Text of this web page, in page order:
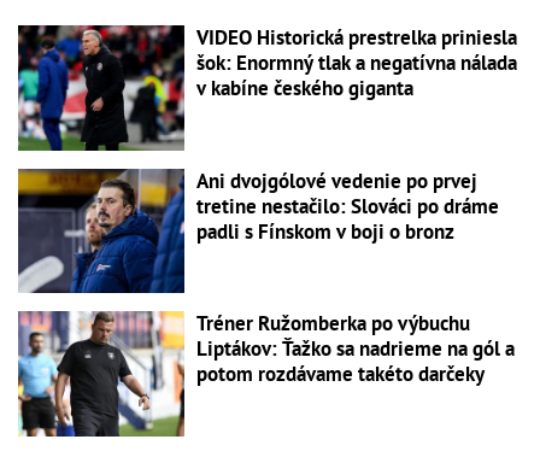
VIDEO Historická prestrelka priniesla
šok: Enormný tlak a negatívna nálada
v kabíne českého giganta
Ani dvojgólové vedenie po prvej
tretine nestačilo: Slováci po dráme
padli s Fínskom v boji o bronz
Tréner Ružomberka po výbuchu
Liptákov: Ťažko sa nadrieme na gól a
potom rozdávame takéto darčeky